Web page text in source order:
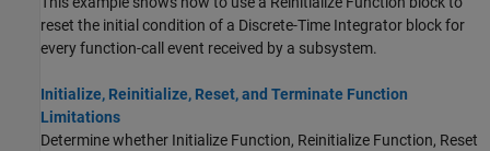
reset the initial condition of a Discrete-Time Integrator block for
every function-call event received by a subsystem.
Initialize, Reinitialize, Reset, and Terminate Function
Limitations
Determine whether Initialize Function, Reinitialize Function, Reset